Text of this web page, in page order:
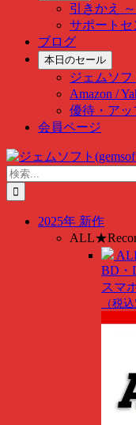
引きかえ
サポートセ
ブログ
本日のセール
ジェムソ
Amazon /
優待・ア
会員ページ
Skip
to
content
検
索
…
2025年 新作
BD・
スマ
（税